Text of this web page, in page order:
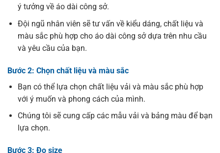
ý tưởng về áo dài công sở.
Đội ngũ nhân viên sẽ tư vấn về kiểu dáng, chất liệu và
màu sắc phù hợp cho áo dài công sở dựa trên nhu cầu
và yêu cầu của bạn.
Bước 2: Chọn chất liệu và màu sắc
Bạn có thể lựa chọn chất liệu vải và màu sắc phù hợp
với ý muốn và phong cách của mình.
Chúng tôi sẽ cung cấp các mẫu vải và bảng màu để bạn
lựa chọn.
Bước 3: Đo size